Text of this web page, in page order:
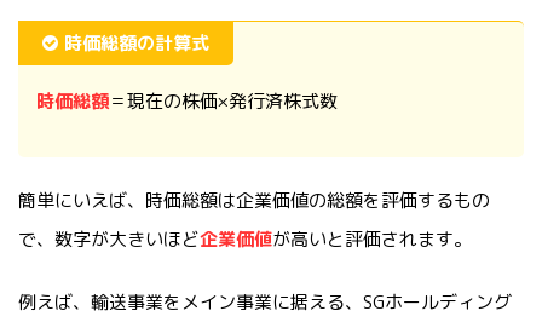
時価総額の計算式
時価総額＝現在の株価×発行済株式数
簡単にいえば、時価総額は企業価値の総額を評価するもの
で、数字が大きいほど企業価値が高いと評価されます。
例えば、輸送事業をメイン事業に据える、SGホールディング